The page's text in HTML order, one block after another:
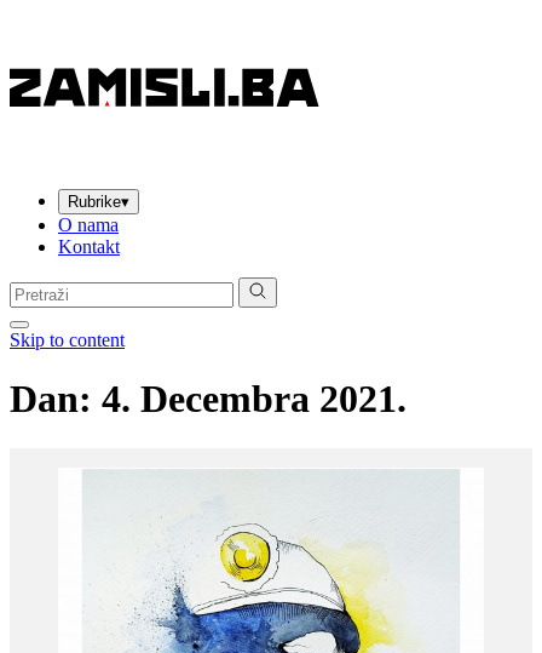
Rubrike▾
O nama
Kontakt
Pretraga:
Skip to content
Dan: 4. Decembra 2021.